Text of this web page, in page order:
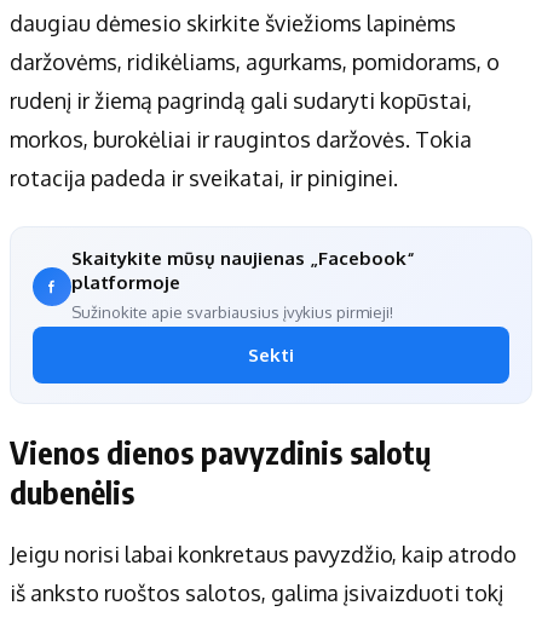
daugiau dėmesio skirkite šviežioms lapinėms
daržovėms, ridikėliams, agurkams, pomidorams, o
rudenį ir žiemą pagrindą gali sudaryti kopūstai,
morkos, burokėliai ir raugintos daržovės. Tokia
rotacija padeda ir sveikatai, ir piniginei.
Skaitykite mūsų naujienas „Facebook“
platformoje
Sužinokite apie svarbiausius įvykius pirmieji!
Sekti
Vienos dienos pavyzdinis salotų
dubenėlis
Jeigu norisi labai konkretaus pavyzdžio, kaip atrodo
iš anksto ruoštos salotos, galima įsivaizduoti tokį